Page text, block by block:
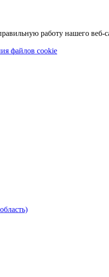
работу нашего веб-
файлов cookie